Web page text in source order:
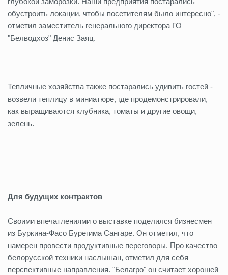
обустроить локации, чтобы посетителям было интересно", -
отметил заместитель генерального директора ГО
"Белводхоз" Денис Заяц.
Тепличные хозяйства также постарались удивить гостей -
возвели теплицу в миниатюре, где продемонстрировали,
как выращиваются клубника, томаты и другие овощи,
зелень.
Для будущих контрактов
Своими впечатлениями о выставке поделился бизнесмен
из Буркина-Фасо Бурегима Сангаре. Он отметил, что
намерен провести продуктивные переговоры. Про качество
белорусской техники наслышан, отметил для себя
перспективные направления. "Белагро" он считает хорошей